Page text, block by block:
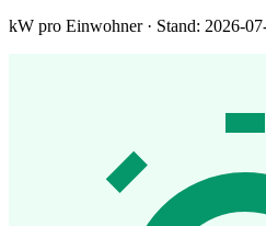
kW pro Einwohner · Stand: 2026-